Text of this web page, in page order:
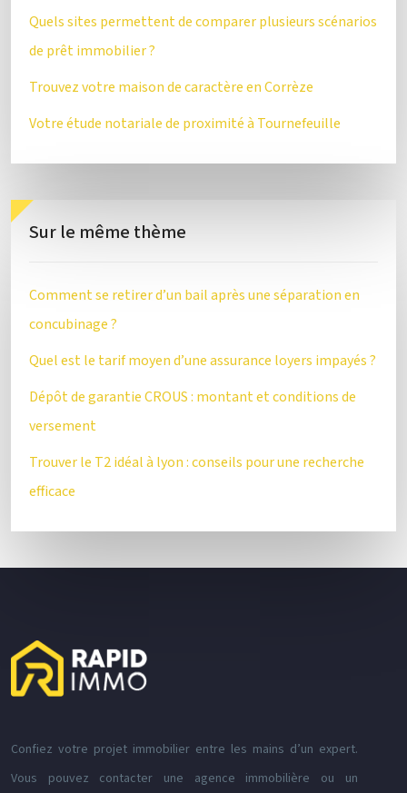
Quels sites permettent de comparer plusieurs scénarios
de prêt immobilier ?
Trouvez votre maison de caractère en Corrèze
Votre étude notariale de proximité à Tournefeuille
Sur le même thème
Comment se retirer d’un bail après une séparation en
concubinage ?
Quel est le tarif moyen d’une assurance loyers impayés ?
Dépôt de garantie CROUS : montant et conditions de
versement
Trouver le T2 idéal à lyon : conseils pour une recherche
efficace
Confiez votre projet immobilier entre les mains d’un expert.
Vous pouvez contacter une agence immobilière ou un